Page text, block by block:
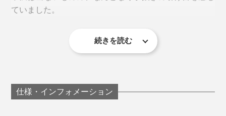
だしはかつおと昆布。さらに、焼津産の鰹パウダーを使
つになったものがほとんど。実際に食べ比べてみると、
歴然と違いが分かります。
ていました。
しかし！「しあわせいっぱいおみそ汁」なら、手抜き感
続きを読む
仕様・インフォメーション